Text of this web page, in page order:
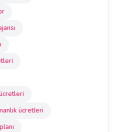
ücretleri